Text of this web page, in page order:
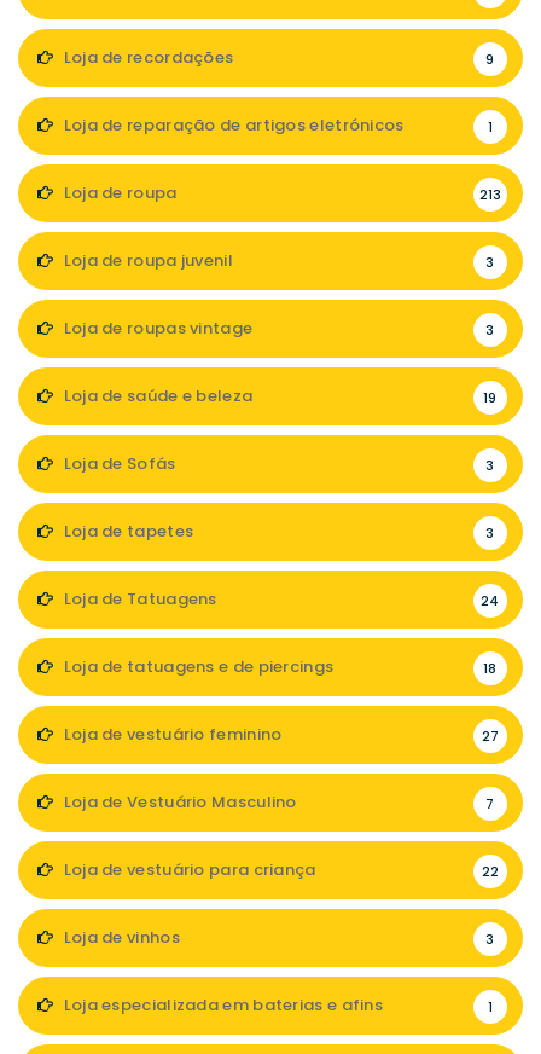
Loja de recordações 9
Loja de reparação de artigos eletrónicos 1
Loja de roupa 213
Loja de roupa juvenil 3
Loja de roupas vintage 3
Loja de saúde e beleza 19
Loja de Sofás 3
Loja de tapetes 3
Loja de Tatuagens 24
Loja de tatuagens e de piercings 18
Loja de vestuário feminino 27
Loja de Vestuário Masculino 7
Loja de vestuário para criança 22
Loja de vinhos 3
Loja especializada em baterias e afins 1